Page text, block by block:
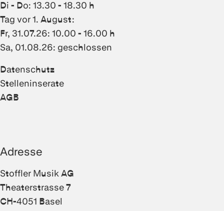
Di - Do: 13.30 - 18.30 h
Tag vor 1. August:
Fr, 31.07.26: 10.00 - 16.00 h
Sa, 01.08.26: geschlossen
Datenschutz
Stelleninserate
AGB
Adresse
Stoffler Musik AG
Theaterstrasse 7
CH-4051 Basel